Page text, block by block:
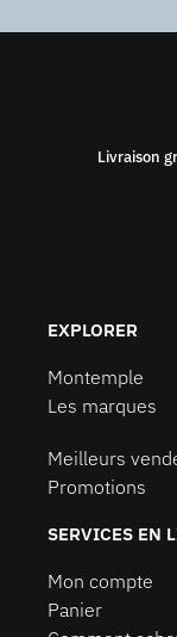
Livraison
EXPLORER
Montemple
Les marques
Meilleurs
Promotions
SERVICES EN
Mon compte
Panier